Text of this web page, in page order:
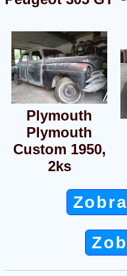
Plymouth
Plymouth
Custom 1950,
2ks